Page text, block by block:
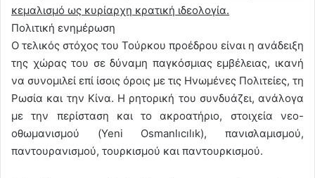
κεμαλισμό ως κυρίαρχη κρατική ιδεολογία.
Πολιτική ενημέρωση
Ο τελικός στόχος του Τούρκου προέδρου είναι η ανάδειξη
της χώρας του σε δύναμη παγκόσμιας εμβέλειας, ικανή
να συνομιλεί επί ίσοις όροις με τις Ηνωμένες Πολιτείες, τη
Ρωσία και την Κίνα. Η ρητορική του συνδυάζει, ανάλογα
με την περίσταση και το ακροατήριο, στοιχεία νεο-
οθωμανισμού (Yeni Osmanlıcılık), πανισλαμισμού,
παντουρανισμού, τουρκισμού και παντουρκισμού.